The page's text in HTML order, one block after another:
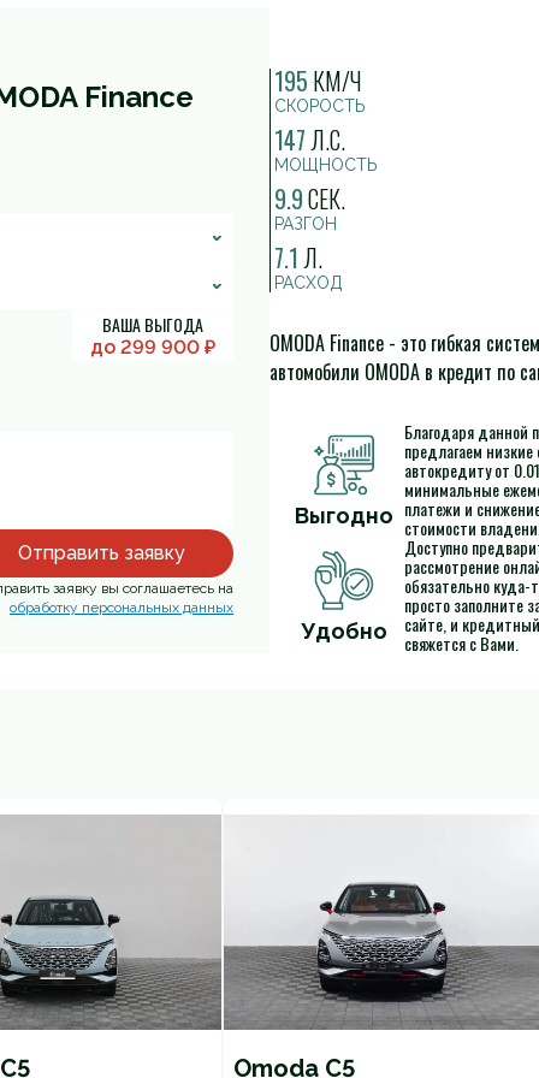
Finance
ВАША ВЫГОДА
до 299 900 ₽
Отправить заявку
заявку вы соглашаетесь на
обработку персональных данных
195 КМ/Ч
СКОРОСТЬ
147Л.С.
МОЩНОСТЬ
9.9СЕК.
РАЗГОН
7.1Л.
РАСХОД
OMODA Finance - это гибкая
автомобили OMODA в кредит по
Выгодно
Благодаря данной
предлагаем низкие
автокредиту от
минимальные
платежи и
стоимости
Удобно
Доступно
рассмотрение
обязательно куда-
просто заполните
сайте, и
свяжется с Вами.
Omoda C5